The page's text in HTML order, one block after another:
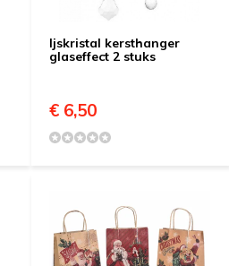
Ijskristal kersthanger
glaseffect 2 stuks
€ 6,50